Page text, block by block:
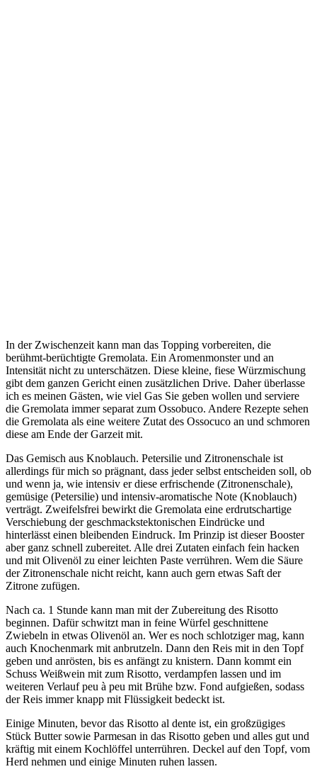
In der Zwischenzeit kann man das Topping vorbereiten, die
berühmt-berüchtigte Gremolata. Ein Aromenmonster und an
Intensität nicht zu unterschätzen. Diese kleine, fiese Würzmischung
gibt dem ganzen Gericht einen zusätzlichen Drive. Daher überlasse
ich es meinen Gästen, wie viel Gas Sie geben wollen und serviere
die Gremolata immer separat zum Ossobuco. Andere Rezepte sehen
die Gremolata als eine weitere Zutat des Ossocuco an und schmoren
diese am Ende der Garzeit mit.
Das Gemisch aus Knoblauch. Petersilie und Zitronenschale ist
allerdings für mich so prägnant, dass jeder selbst entscheiden soll, ob
und wenn ja, wie intensiv er diese erfrischende (Zitronenschale),
gemüsige (Petersilie) und intensiv-aromatische Note (Knoblauch)
verträgt. Zweifelsfrei bewirkt die Gremolata eine erdrutschartige
Verschiebung der geschmackstektonischen Eindrücke und
hinterlässt einen bleibenden Eindruck. Im Prinzip ist dieser Booster
aber ganz schnell zubereitet. Alle drei Zutaten einfach fein hacken
und mit Olivenöl zu einer leichten Paste verrühren. Wem die Säure
der Zitronenschale nicht reicht, kann auch gern etwas Saft der
Zitrone zufügen.
Nach ca. 1 Stunde kann man mit der Zubereitung des Risotto
beginnen. Dafür schwitzt man in feine Würfel geschnittene
Zwiebeln in etwas Olivenöl an. Wer es noch schlotziger mag, kann
auch Knochenmark mit anbrutzeln. Dann den Reis mit in den Topf
geben und anrösten, bis es anfängt zu knistern. Dann kommt ein
Schuss Weißwein mit zum Risotto, verdampfen lassen und im
weiteren Verlauf peu à peu mit Brühe bzw. Fond aufgießen, sodass
der Reis immer knapp mit Flüssigkeit bedeckt ist.
Einige Minuten, bevor das Risotto al dente ist, ein großzügiges
Stück Butter sowie Parmesan in das Risotto geben und alles gut und
kräftig mit einem Kochlöffel unterrühren. Deckel auf den Topf, vom
Herd nehmen und einige Minuten ruhen lassen.